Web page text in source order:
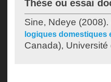
Thèse ou essai
Sine, Ndeye (2008).
logiques domestiques
Canada),